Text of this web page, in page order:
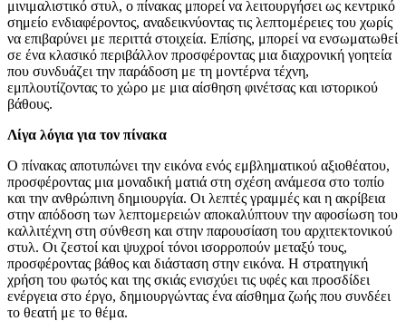
μινιμαλιστικό στυλ, ο πίνακας μπορεί να λειτουργήσει ως κεντρικό
σημείο ενδιαφέροντος, αναδεικνύοντας τις λεπτομέρειες του χωρίς
να επιβαρύνει με περιττά στοιχεία. Επίσης, μπορεί να ενσωματωθεί
σε ένα κλασικό περιβάλλον προσφέροντας μια διαχρονική γοητεία
που συνδυάζει την παράδοση με τη μοντέρνα τέχνη,
εμπλουτίζοντας το χώρο με μια αίσθηση φινέτσας και ιστορικού
βάθους.
Λίγα λόγια για τον πίνακα
Ο πίνακας αποτυπώνει την εικόνα ενός εμβληματικού αξιοθέατου,
προσφέροντας μια μοναδική ματιά στη σχέση ανάμεσα στο τοπίο
και την ανθρώπινη δημιουργία. Οι λεπτές γραμμές και η ακρίβεια
στην απόδοση των λεπτομερειών αποκαλύπτουν την αφοσίωση του
καλλιτέχνη στη σύνθεση και στην παρουσίαση του αρχιτεκτονικού
στυλ. Οι ζεστοί και ψυχροί τόνοι ισορροπούν μεταξύ τους,
προσφέροντας βάθος και διάσταση στην εικόνα. Η στρατηγική
χρήση του φωτός και της σκιάς ενισχύει τις υφές και προσδίδει
ενέργεια στο έργο, δημιουργώντας ένα αίσθημα ζωής που συνδέει
το θεατή με το θέμα.